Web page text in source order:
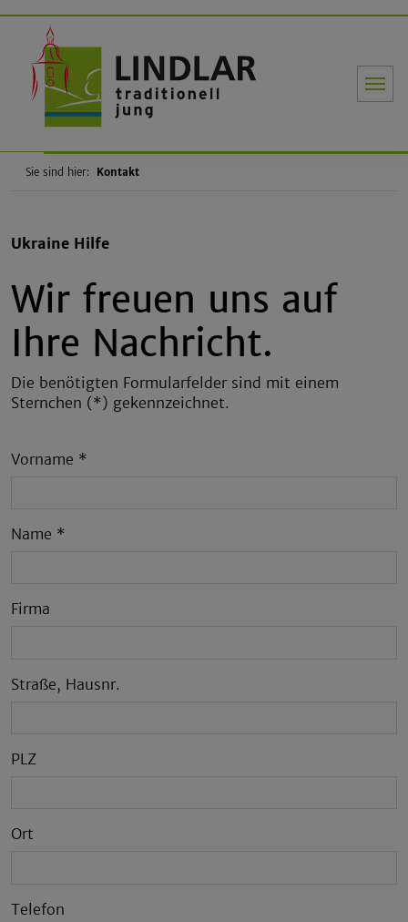
Sie sind hier: Kontakt
Ukraine Hilfe
Wir freuen uns auf
Ihre Nachricht.
Die benötigten Formularfelder sind mit einem
Sternchen (*) gekennzeichnet.
Vorname *
Name *
Firma
Straße, Hausnr.
PLZ
Ort
Telefon